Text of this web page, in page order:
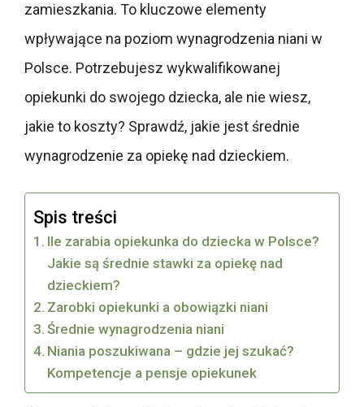
zamieszkania. To kluczowe elementy
wpływające na poziom wynagrodzenia niani w
Polsce. Potrzebujesz wykwalifikowanej
opiekunki do swojego dziecka, ale nie wiesz,
jakie to koszty? Sprawdź, jakie jest średnie
wynagrodzenie za opiekę nad dzieckiem.
Spis treści
Ile zarabia opiekunka do dziecka w Polsce?
Jakie są średnie stawki za opiekę nad
dzieckiem?
Zarobki opiekunki a obowiązki niani
Średnie wynagrodzenia niani
Niania poszukiwana – gdzie jej szukać?
Kompetencje a pensje opiekunek